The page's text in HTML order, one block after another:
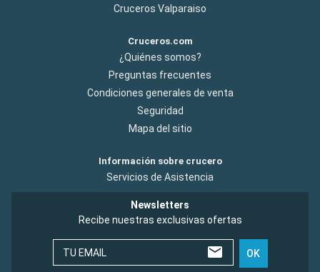
Cruceros Valparaiso
Cruceros.com
¿Quiénes somos?
Preguntas frecuentes
Condiciones generales de venta
Seguridad
Mapa del sitio
Información sobre crucero
Servicios de Asistencia
Newsletters
Recibe nuestras exclusivas ofertas
TU EMAIL OK